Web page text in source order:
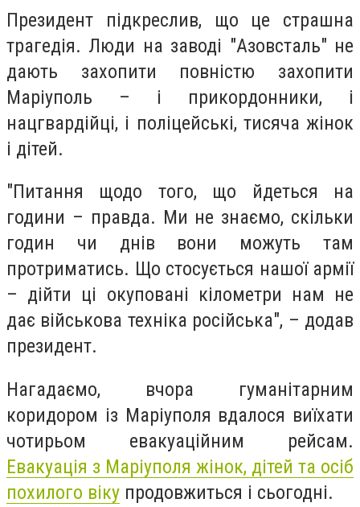
Президент підкреслив, що це страшна
трагедія. Люди на заводі "Азовсталь" не
дають захопити повністю захопити
Маріуполь – і прикордонники, і
нацгвардійці, і поліцейські, тисяча жінок
і дітей.
"Питання щодо того, що йдеться на
години – правда. Ми не знаємо, скільки
годин чи днів вони можуть там
протриматись. Що стосується нашої армії
– дійти ці окуповані кілометри нам не
дає військова техніка російська", – додав
президент.
Нагадаємо, вчора гуманітарним
коридором із Маріуполя вдалося виїхати
чотирьом евакуаційним рейсам.
Евакуація з Маріуполя жінок, дітей та осіб
похилого віку продовжиться і сьогодні.